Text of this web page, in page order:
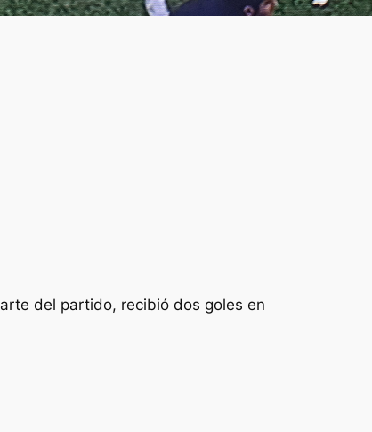
del partido, recibió dos goles en